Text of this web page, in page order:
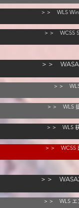
＞＞ WLS
＞＞ WCSS
＞＞
＞＞
＞＞ WLS
＞＞ WLS
＞＞ WCSS
＞＞
＞＞ WLS